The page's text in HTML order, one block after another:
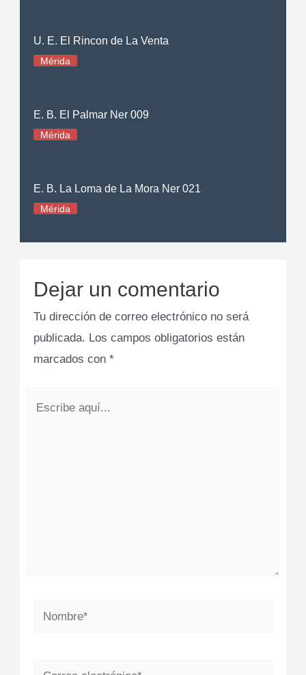
U. E. El Rincon de La Venta
Mérida
E. B. El Palmar Ner 009
Mérida
E. B. La Loma de La Mora Ner 021
Mérida
Dejar un comentario
Tu dirección de correo electrónico no será
publicada. Los campos obligatorios están
marcados con*
Nombre*
Correo